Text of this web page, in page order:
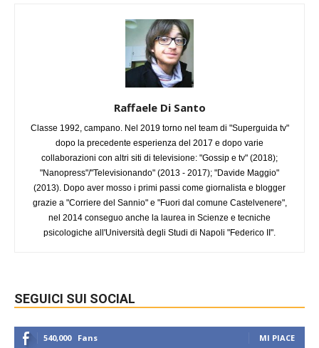
Raffaele Di Santo
Classe 1992, campano. Nel 2019 torno nel team di "Superguida tv"
dopo la precedente esperienza del 2017 e dopo varie
collaborazioni con altri siti di televisione: "Gossip e tv" (2018);
"Nanopress"/"Televisionando" (2013 - 2017); "Davide Maggio"
(2013). Dopo aver mosso i primi passi come giornalista e blogger
grazie a "Corriere del Sannio" e "Fuori dal comune Castelvenere",
nel 2014 conseguo anche la laurea in Scienze e tecniche
psicologiche all'Università degli Studi di Napoli "Federico II".
SEGUICI SUI SOCIAL
540,000 Fans MI PIACE